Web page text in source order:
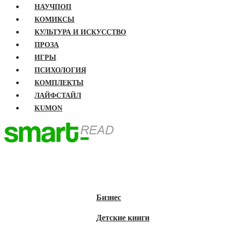
НАУЧПОП
КОМИКСЫ
КУЛЬТУРА И ИСКУССТВО
ПРОЗА
ИГРЫ
ПСИХОЛОГИЯ
КОМПЛЕКТЫ
ЛАЙФСТАЙЛ
KUMON
Бизнес
Детские книги